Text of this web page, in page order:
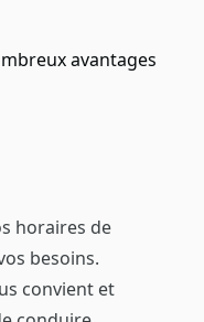
avantages
horaires de
besoins.
convient et